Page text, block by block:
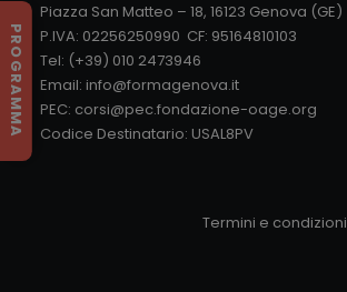
PROGRAMMA
Piazza San Matteo – 18, 16123 Genova (GE)
P.IVA: 02256250990 CF: 95164810103
Tel: (+39) 010 2473946
Email: info@formagenova.it
PEC: corsi@pec.fondazione-oage.org
Codice Destinatario: USAL8PV
Termini e condizioni